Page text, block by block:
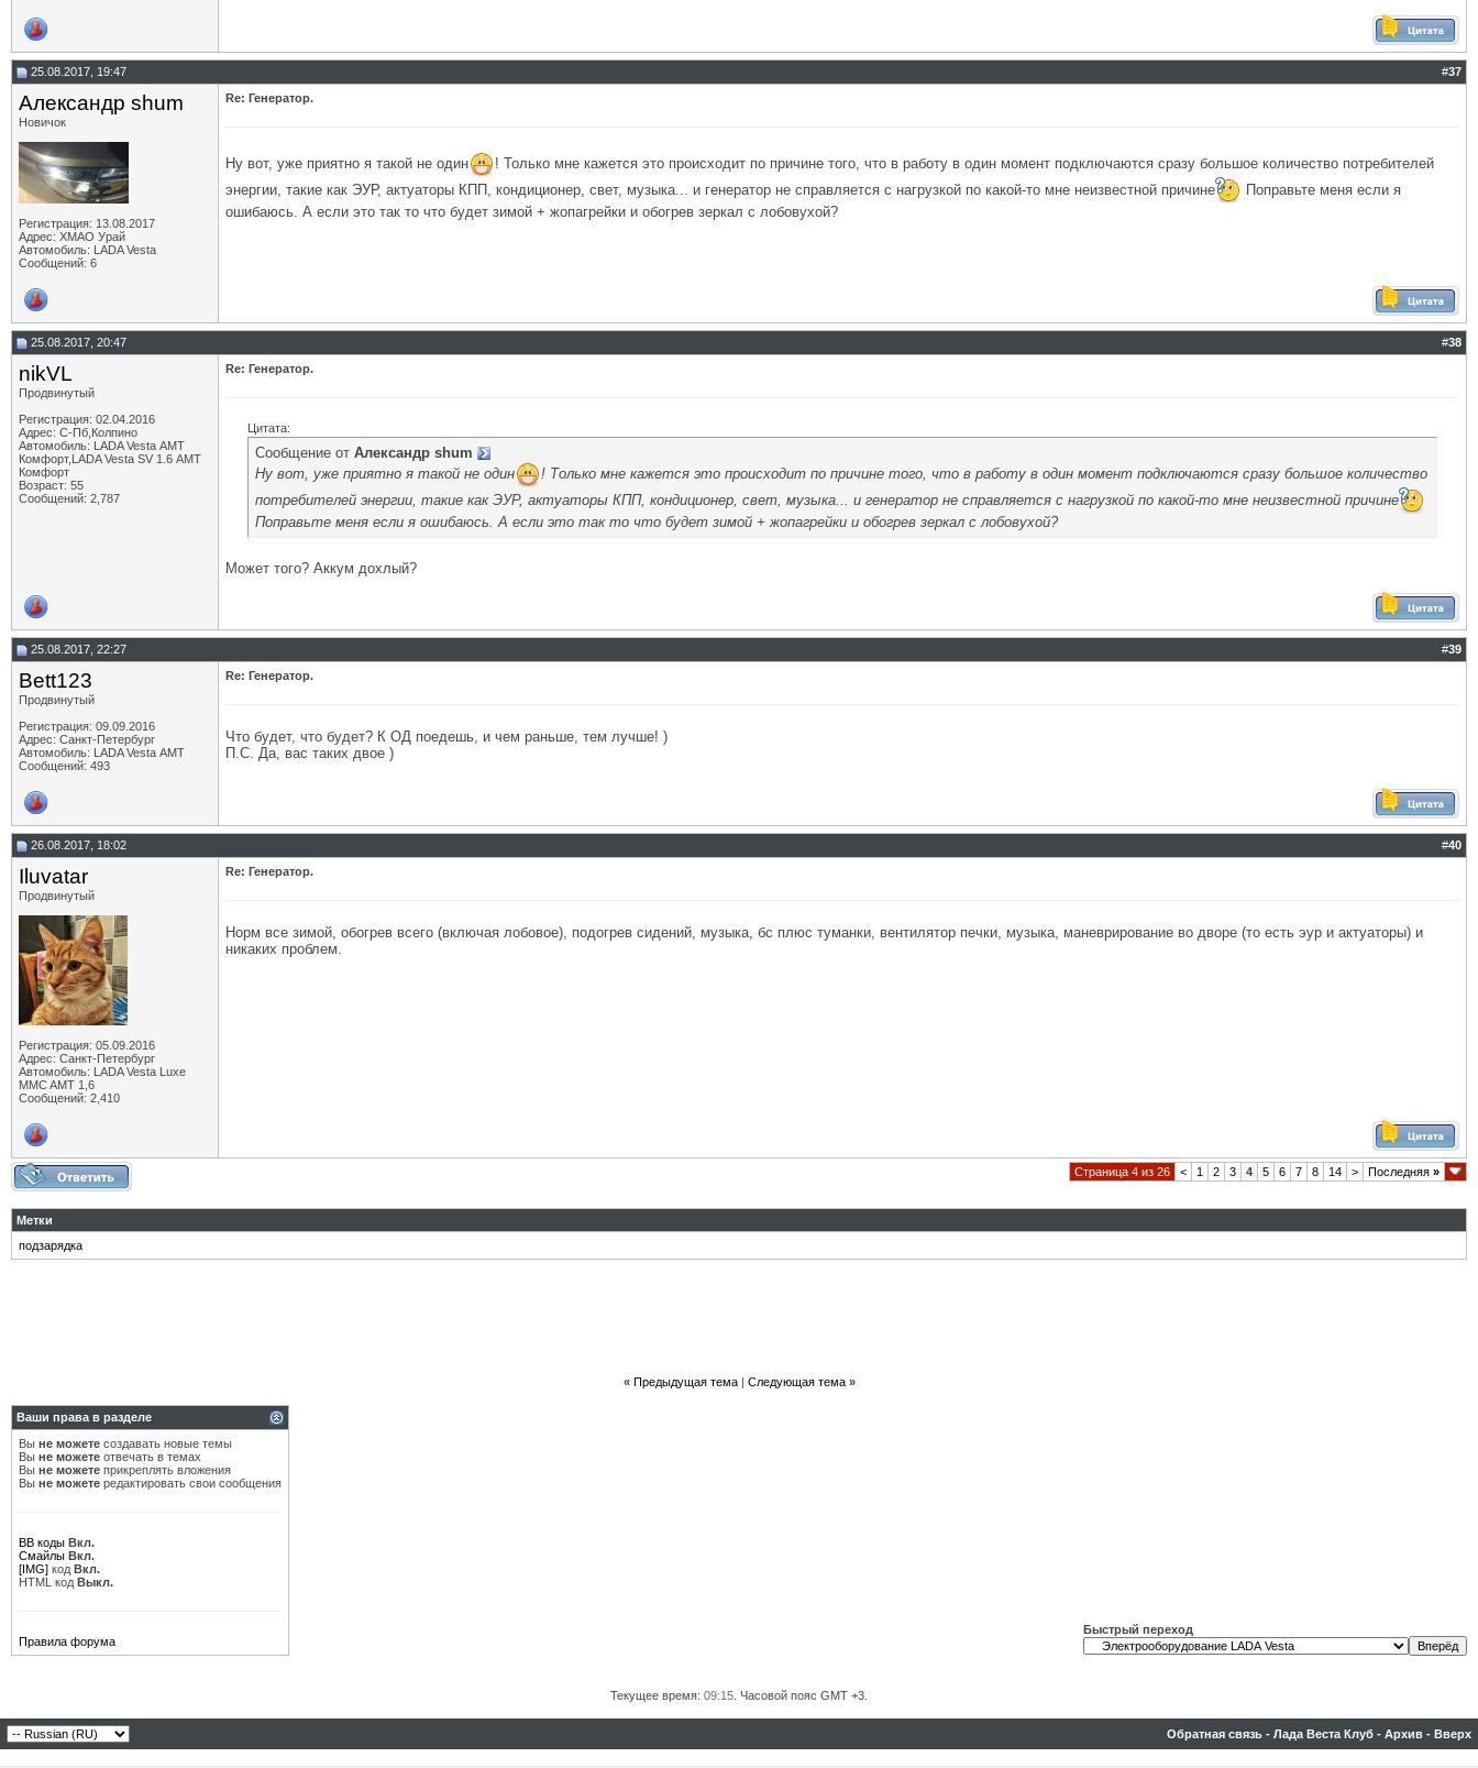
25.08.2017, 19:47 #37
Александр shum
Новичок
Регистрация: 13.08.2017
Адрес: ХМАО Урай
Автомобиль: LADA Vesta
Сообщений: 6
Re: Генератор.
Ну вот, уже приятно я такой не один
! Только мне кажется это происходит по причине того, что в работу в один момент подключаются сразу большое количество потребителей
энергии, такие как ЭУР, актуаторы КПП, кондиционер, свет, музыка... и генератор не справляется с нагрузкой по какой-то мне неизвестной причине
Поправьте меня если я
ошибаюсь. А если это так то что будет зимой + жопагрейки и обогрев зеркал с лобовухой?
25.08.2017, 20:47 #38
nikVL
Продвинутый
Регистрация: 02.04.2016
Адрес: С-Пб,Колпино
Автомобиль: LADA Vesta АМТ
Комфорт,LADA Vesta SV 1.6 АМТ
Комфорт
Возраст: 55
Сообщений: 2,787
Re: Генератор.
Цитата:
Сообщение от Александр shum
Ну вот, уже приятно я такой не один
! Только мне кажется это происходит по причине того, что в работу в один момент подключаются сразу большое количество
потребителей энергии, такие как ЭУР, актуаторы КПП, кондиционер, свет, музыка... и генератор не справляется с нагрузкой по какой-то мне неизвестной причине
Поправьте меня если я ошибаюсь. А если это так то что будет зимой + жопагрейки и обогрев зеркал с лобовухой?
Может того? Аккум дохлый?
25.08.2017, 22:27 #39
Bett123
Продвинутый
Регистрация: 09.09.2016
Адрес: Санкт-Петербург
Автомобиль: LADA Vesta АМТ
Сообщений: 493
Re: Генератор.
Что будет, что будет? К ОД поедешь, и чем раньше, тем лучше! )
П.С. Да, вас таких двое )
26.08.2017, 18:02 #40
Iluvatar
Продвинутый
Регистрация: 05.09.2016
Адрес: Санкт-Петербург
Автомобиль: LADA Vesta Luxe
MMC AMT 1,6
Сообщений: 2,410
Re: Генератор.
Норм все зимой, обогрев всего (включая лобовое), подогрев сидений, музыка, бс плюс туманки, вентилятор печки, музыка, маневрирование во дворе (то есть эур и актуаторы) и
никаких проблем.
Страница 4 из 26 < 1 2 3 4 5 6 7 8 14 > Последняя »
Метки
подзарядка
« Предыдущая тема| Следующая тема »
Ваши права в разделе
Вы не можете создавать новые темы
Вы не можете отвечать в темах
Вы не можете прикреплять вложения
Вы не можете редактировать свои сообщения
BB коды Вкл.
Смайлы Вкл.
[IMG] код Вкл.
HTML код Выкл.
Правила форума
Быстрый переход
Текущее время: 09:15 . Часовой пояс GMT +3.
Обратная связь - Лада Веста Клуб - Архив - Вверх